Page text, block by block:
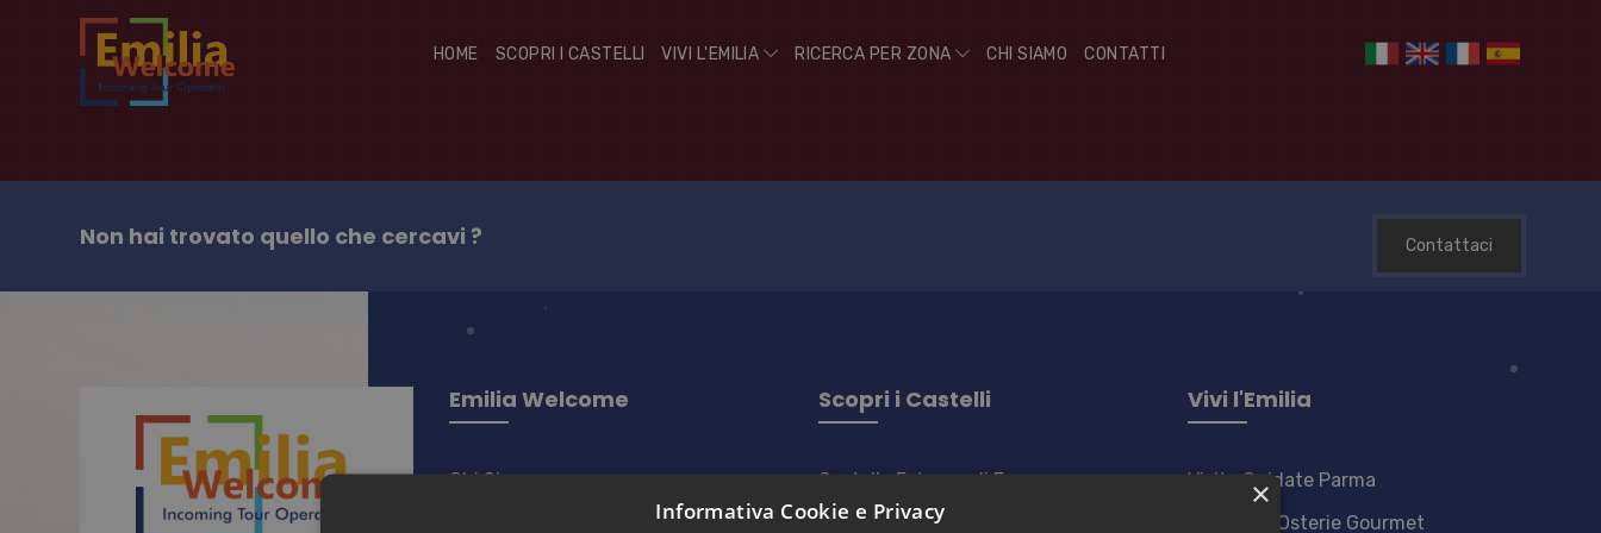
HOME SCOPRI I CASTELLI VIVI L'EMILIA RICERCA PER ZONA CHI SIAMO CONTATTI
Non hai trovato quello che cercavi ? Contattaci
Emilia Welcome
Chi Siamo
Scopri i Castelli
Castello Estense di Ferrara
Antica Corte Pallavicina
Vivi l'Emilia
Visite Guidate Parma
Castelli & Osterie Gourmet
×
Informativa Cookie e Privacy